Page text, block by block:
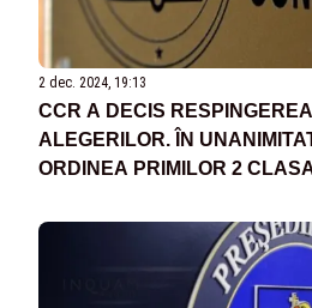
2 dec. 2024, 19:13
CCR A DECIS
ALEGERILOR. ÎN
ORDINEA PRIMILOR 2